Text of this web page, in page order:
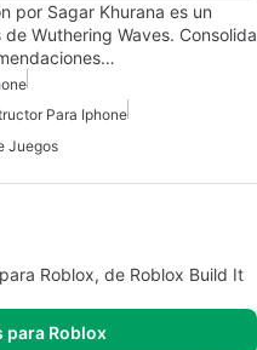
por Sagar Khurana es un
Wuthering Waves. Consolida
Para Iphone
Juegos
Roblox, de Roblox Build It
para Roblox